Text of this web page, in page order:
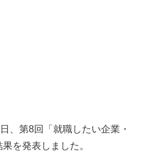
、第8回「就職したい企業・
を発表しました。